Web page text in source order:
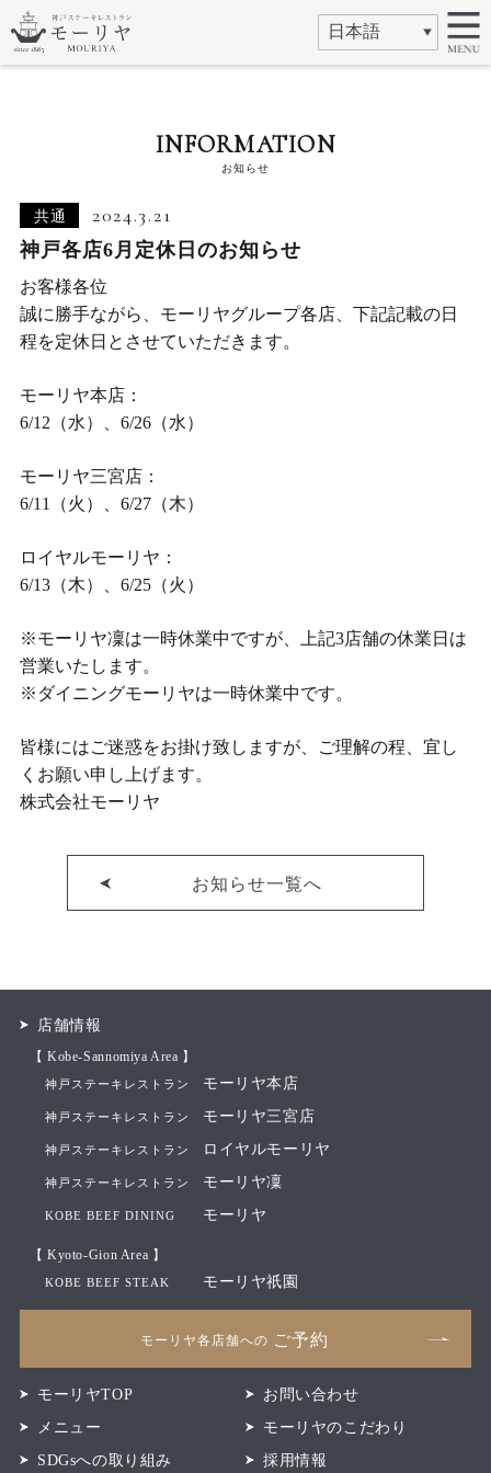
INFORMATION
お知らせ
共通 2024.3.21
神戸各店6月定休日のお知らせ
お客様各位
誠に勝手ながら、モーリヤグループ各店、下記記載の日
程を定休日とさせていただきます。
モーリヤ本店：
6/12（水）、6/26（水）
モーリヤ三宮店：
6/11（火）、6/27（木）
ロイヤルモーリヤ：
6/13（木）、6/25（火）
※モーリヤ凜は一時休業中ですが、上記3店舗の休業日は
営業いたします。
※ダイニングモーリヤは一時休業中です。
皆様にはご迷惑をお掛け致しますが、ご理解の程、宜し
くお願い申し上げます。
株式会社モーリヤ
お知らせ一覧へ
店舗情報
【 Kobe-Sannomiya Area 】
神戸ステーキレストラン モーリヤ本店
神戸ステーキレストラン モーリヤ三宮店
神戸ステーキレストラン ロイヤルモーリヤ
神戸ステーキレストラン モーリヤ凜
KOBE BEEF DINING モーリヤ
【 Kyoto-Gion Area 】
KOBE BEEF STEAK モーリヤ祇園
モーリヤ各店舗への ご予約
モーリヤTOP
お問い合わせ
メニュー
モーリヤのこだわり
SDGsへの取り組み
採用情報